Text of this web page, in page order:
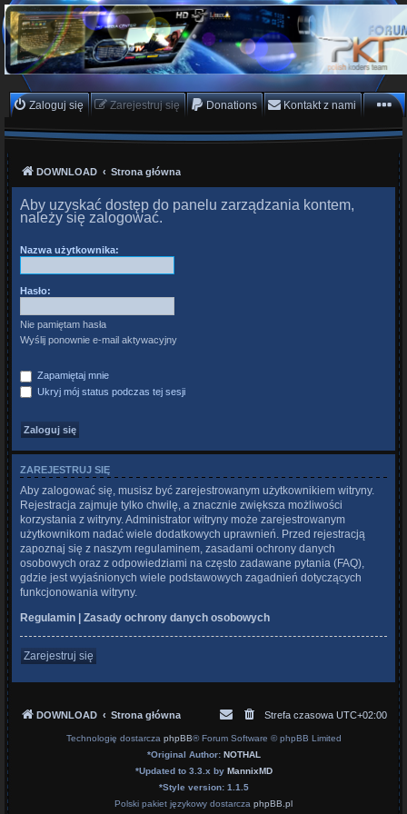
PKTeam - Polish Koders
Team
Hyperion, Enigma, E2, PKT, listy kanałów, oscam
Zaloguj się Zarejestruj się Donations Kontakt z nami
DOWNLOAD Strona główna
Aby uzyskać dostęp do panelu zarządzania kontem,
należy się zalogować.
Nazwa użytkownika:
Hasło:
Nie pamiętam hasła
Wyślij ponownie e-mail aktywacyjny
Zapamiętaj mnie
Ukryj mój status podczas tej sesji
ZAREJESTRUJ SIĘ
Aby zalogować się, musisz być zarejestrowanym użytkownikiem witryny.
Rejestracja zajmuje tylko chwilę, a znacznie zwiększa możliwości
korzystania z witryny. Administrator witryny może zarejestrowanym
użytkownikom nadać wiele dodatkowych uprawnień. Przed rejestracją
zapoznaj się z naszym regulaminem, zasadami ochrony danych
osobowych oraz z odpowiedziami na często zadawane pytania (FAQ),
gdzie jest wyjaśnionych wiele podstawowych zagadnień dotyczących
funkcjonowania witryny.
Regulamin | Zasady ochrony danych osobowych
Zarejestruj się
DOWNLOAD Strona główna Strefa czasowa UTC+02:00
Technologię dostarcza phpBB® Forum Software © phpBB Limited
*Original Author: NOTHAL
*Updated to 3.3.x by MannixMD
*Style version: 1.1.5
Polski pakiet językowy dostarcza phpBB.pl